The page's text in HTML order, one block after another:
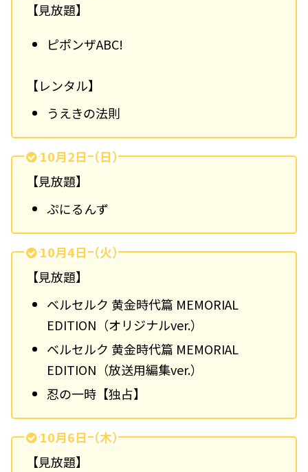
【見放題】
ピポンザABC!
【レンタル】
うえきの法則
10月2日（日）
【見放題】
ぷにるんず
10月4日（火）
【見放題】
ベルセルク 黄金時代篇 MEMORIAL
EDITION（オリジナルver.）
ベルセルク 黄金時代篇 MEMORIAL
EDITION（放送用編集ver.）
忍の一時 【独占】
10月6日（木）
【見放題】